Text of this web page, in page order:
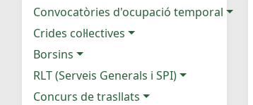
Convocatòries d'ocupació temporal
Crides col·lectives
Borsins
RLT (Serveis Generals i SPI)
Concurs de trasllats